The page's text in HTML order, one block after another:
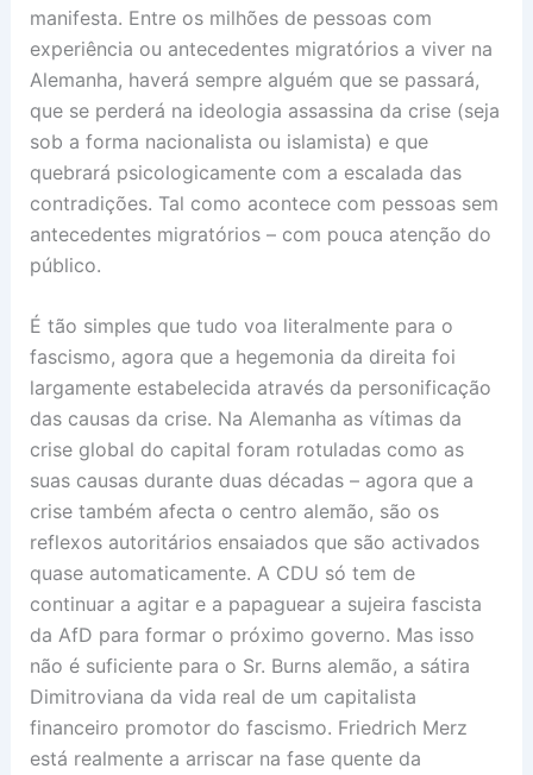
manifesta. Entre os milhões de pessoas com
experiência ou antecedentes migratórios a viver na
Alemanha, haverá sempre alguém que se passará,
que se perderá na ideologia assassina da crise (seja
sob a forma nacionalista ou islamista) e que
quebrará psicologicamente com a escalada das
contradições. Tal como acontece com pessoas sem
antecedentes migratórios – com pouca atenção do
público.
É tão simples que tudo voa literalmente para o
fascismo, agora que a hegemonia da direita foi
largamente estabelecida através da personificação
das causas da crise. Na Alemanha as vítimas da
crise global do capital foram rotuladas como as
suas causas durante duas décadas – agora que a
crise também afecta o centro alemão, são os
reflexos autoritários ensaiados que são activados
quase automaticamente. A CDU só tem de
continuar a agitar e a papaguear a sujeira fascista
da AfD para formar o próximo governo. Mas isso
não é suficiente para o Sr. Burns alemão, a sátira
Dimitroviana da vida real de um capitalista
financeiro promotor do fascismo. Friedrich Merz
está realmente a arriscar na fase quente da